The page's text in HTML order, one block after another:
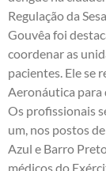
Regulação da
Gouvêa foi
coordenar as
pacientes. Ele se
Aeronáutica para
Os profissionais
um, nos postos
Azul e Barro
médicos do